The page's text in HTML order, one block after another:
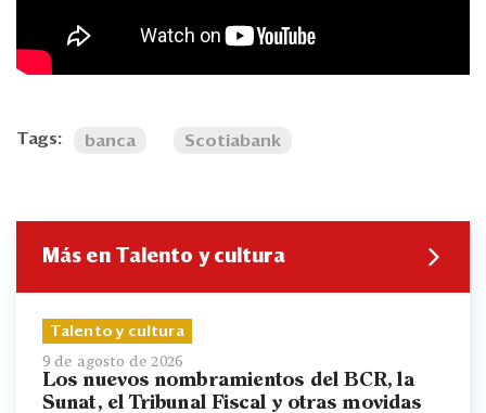
Tags: banca Scotiabank
Más en Talento y cultura
Talento y cultura
9 de agosto de 2026
Los nuevos nombramientos del BCR, la
Sunat, el Tribunal Fiscal y otras movidas